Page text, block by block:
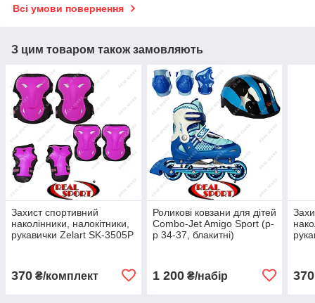
Всі умови повернення
З цим товаром також замовляють
Захист спортивний
наколінники, налокітники,
рукавички Zelart SK-3505P
370 ₴/комплект
Роликові ковзани для дітей
Combo-Jet Amigo Sport (р-
р 34-37, блакитні)
1 200₴/набір 370